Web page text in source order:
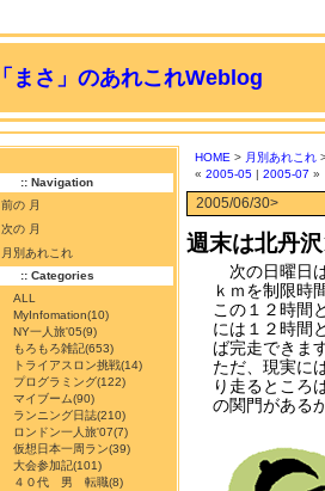
「まさ」のあれこれWeblog
:: Navigation
前の 月
次の 月
月別あれこれ
:: Categories
ALL
MyInfomation(10)
NY一人旅'05(9)
もろもろ雑記(653)
トライアスロン挑戦(14)
プログラミング(122)
マイブーム(90)
ランニング日誌(210)
ロンドン一人旅'07(7)
仮想日本一周ラン(39)
大会参加記(101)
４０代 男 転職(8)
HOME > 月別あれこれ
« 2005-05 | 2005-07 »
2005/06/30>
週末は北丹
次の日曜日
ｋｍを制限時
この１２時間
には１２時間
ば完走できま
ただ、現実に
り走るところ
の関門がある